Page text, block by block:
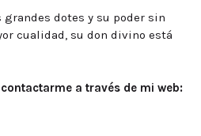
dotes y su poder sin
cualidad, su don divino está
a través de mi web: